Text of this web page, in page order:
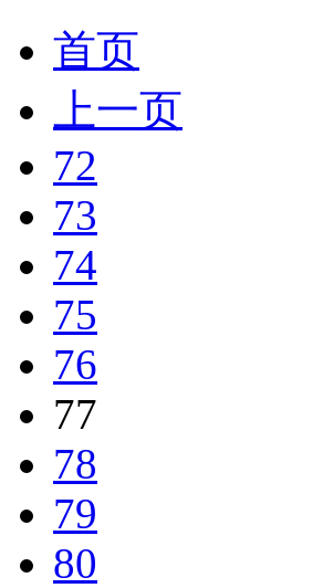
首页
上一页
72
73
74
75
76
77
78
79
80